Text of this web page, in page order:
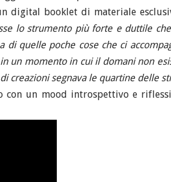
digital booklet di materiale
lo strumento più forte e duttile
quelle poche cose che ci
momento in cui il domani non
creazioni segnava le quartine delle
con un mood introspettivo e